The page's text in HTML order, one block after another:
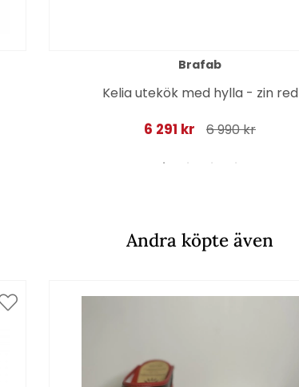
Brafab
Kelia utekök med hylla - zin red
6 291 kr 6 990 kr
Andra köpte även